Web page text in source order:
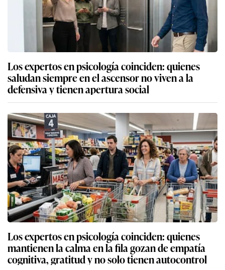
Los expertos en psicología coinciden: quienes
saludan siempre en el ascensor no viven a la
defensiva y tienen apertura social
Los expertos en psicología coinciden: quienes
mantienen la calma en la fila gozan de empatía
cognitiva, gratitud y no solo tienen autocontrol